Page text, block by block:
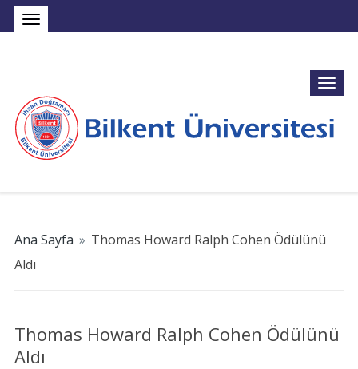
Ana Sayfa » Thomas Howard Ralph Cohen Ödülünü
Aldı
Thomas Howard Ralph Cohen Ödülünü
Aldı